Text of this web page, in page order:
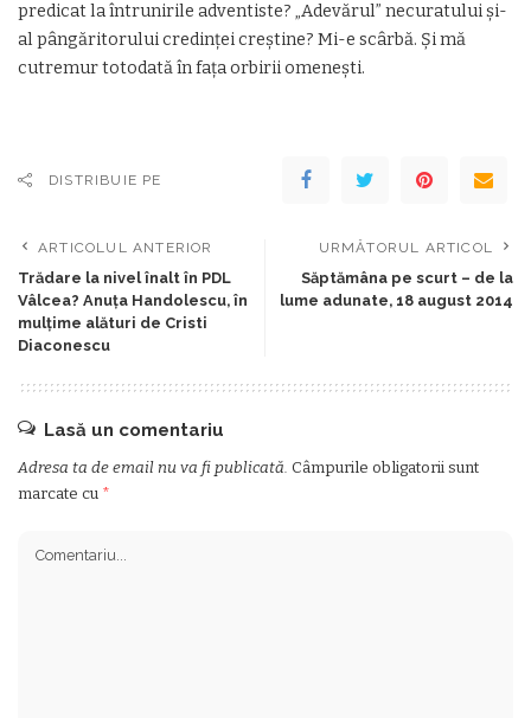
predicat la întrunirile adventiste? „Adevărul” necuratului şi-
al pângăritorului credinţei creştine? Mi-e scârbă. Şi mă
cutremur totodată în faţa orbirii omeneşti.
DISTRIBUIE PE
ARTICOLUL ANTERIOR
Trădare la nivel înalt în PDL
Vâlcea? Anuţa Handolescu, în
mulţime alături de Cristi
Diaconescu
URMĂTORUL ARTICOL
Săptămâna pe scurt – de la
lume adunate, 18 august 2014
Lasă un comentariu
Adresa ta de email nu va fi publicată. Câmpurile obligatorii sunt
marcate cu *